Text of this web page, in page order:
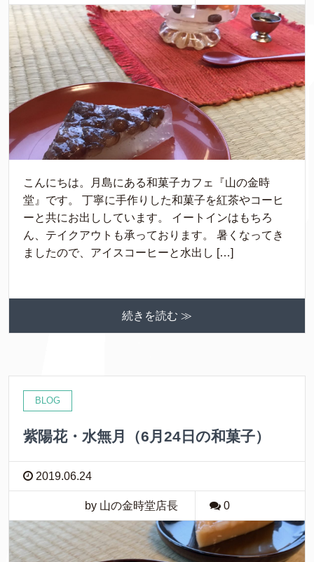
こんにちは。月島にある和菓子カフェ『山の金時
堂』です。 丁寧に手作りした和菓子を紅茶やコーヒ
ーと共にお出ししています。 イートインはもちろ
ん、テイクアウトも承っております。 暑くなってき
ましたので、アイスコーヒーと水出し […]
続きを読む ≫
BLOG
紫陽花・水無月（6月24日の和菓子）
2019.06.24
by 山の金時堂店長 0